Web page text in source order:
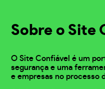
Sobre o Site
O Site Confiável é um
segurança e uma
e empresas no processo